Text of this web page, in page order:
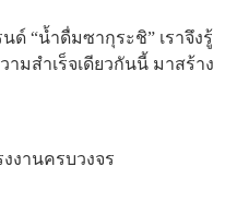
ด์ “น้ำดื่มซากุระชิ” เราจึงรู้
มสำเร็จเดียวกันนี้ มาสร้าง
งานครบวงจร